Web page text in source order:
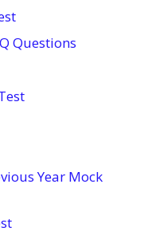
Questions
Year Mock